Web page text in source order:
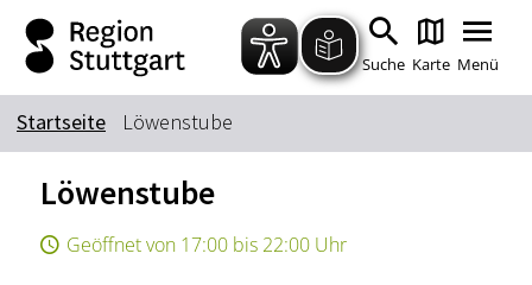
Zum Hauptinhalt springen
Zur Suche springen
Zur Hauptnavigation
Zum Footer springen
Suche Karte Menü
Suchbegriff
Das könnte Sie interessieren
Startseite Löwenstube
Löwenstube
Geöffnet von 17:00 bis 22:00 Uhr